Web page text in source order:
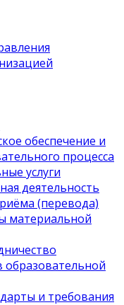
обеспечение и
процесса
услуги
деятельность
(перевода)
материальной
образовательной
и требования